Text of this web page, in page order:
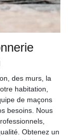
des murs, la
habitation,
de maçons
besoins. Nous
Obtenez un